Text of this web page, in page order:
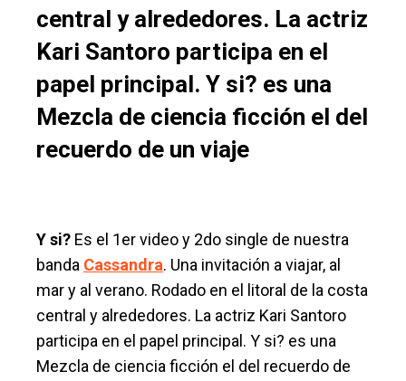
central y alrededores. La actriz
Kari Santoro participa en el
papel principal. Y si? es una
Mezcla de ciencia ficción el del
recuerdo de un viaje
Y si? Es el 1er video y 2do single de nuestra
banda Cassandra. Una invitación a viajar, al
mar y al verano. Rodado en el litoral de la costa
central y alrededores. La actriz Kari Santoro
participa en el papel principal. Y si? es una
Mezcla de ciencia ficción el del recuerdo de